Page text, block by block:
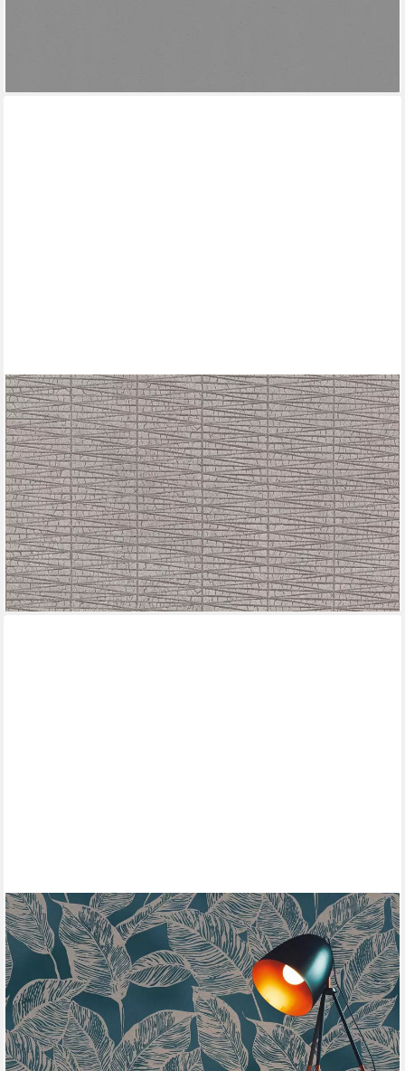
A.S. CRÉATION
Vliestapete Hygge, strukturiert, glänzend, Strukturmuster,
Flechtoptik, Metallic Tapete Struktur Tapeten Wohnzimmer
Schlafzimmer Küche Design
14,99 € UVP48,95 €
(2,81 €/ 1 qm)
-69%
lieferbar - in 4-5 Werktagen bei dir
A.S. CRÉATION
Vliestapete Natural Living Pflanzen, leicht strukturiert, matt,
gemustert, neutral, (1 St), Tapete Blätter Vlies Vlies Wand
Tapeten Wohnzimmer Schlafzimmer Küche
19,90 € UVP66,95 €
(3,74 €/ 1 qm)
-70%